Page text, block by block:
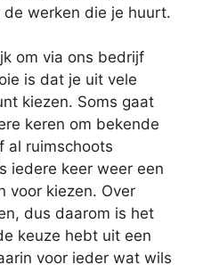
werken die je huurt.
om via ons bedrijf
is dat je uit vele
kiezen. Soms gaat
keren om bekende
al ruimschoots
iedere keer weer een
voor kiezen. Over
dus daarom is het
keuze hebt uit een
voor ieder wat wils